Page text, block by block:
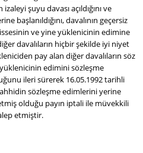
şuyu davası açıldığını ve
başlanıldığını, davalının geçersiz
ve yine yüklenicinin edimine
davalıların hiçbir şekilde iyi niyet
pay alan diğer davalıların söz
edimini sözleşme
ileri sürerek 16.05.1992 tarihli
sözleşme edimlerini yerine
olduğu payın iptali ile müvekkili
etmiştir.